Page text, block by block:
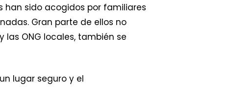
han sido acogidos por familiares
Gran parte de ellos no
ONG locales, también se
lugar seguro y el